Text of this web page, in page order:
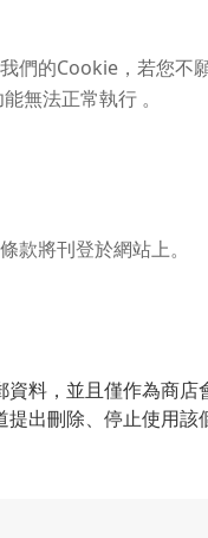
們的Cookie，若您
無法正常執行 。
款將刊登於網站上。
料，並且僅作為商店
出刪除、停止使用該